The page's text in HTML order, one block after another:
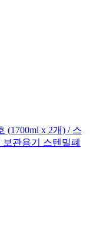
(1700ml x 2개) / 스
관용기 스텐밀폐